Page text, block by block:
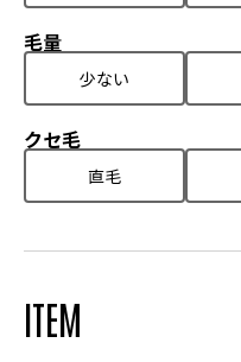
毛量
少ない
クセ毛
直毛
ITEM